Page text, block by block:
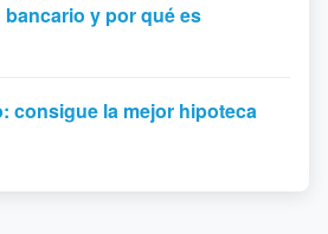
y por qué es
consigue la mejor hipoteca